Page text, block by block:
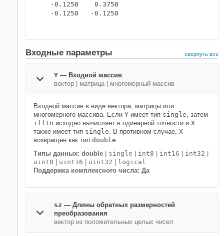
   -0.1250    0.3750
   -0.1250   -0.1250
Входные параметры свернуть все
Y — Входной массив
вектор
матрица многомерный массив
Входной массив в виде вектора, матрицы или
многомерного массива. Если Y имеет тип single, затем
ifftn исходно вычисляет в одинарной точности и X
также имеет тип single. В противном случае, X
возвращен как тип double.
Типы данных: double
single int8 int16 int32
uint8
uint16 uint32
logical
Поддержка комплексного числа: Да
sz — Длины обратных размерностей
преобразования
вектор из положительных целых чисел